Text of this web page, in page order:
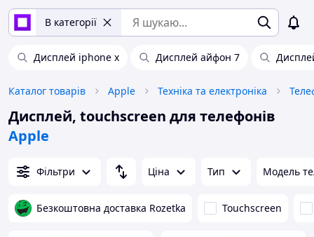
В категорії
Дисплей iphone x Дисплей айфон 7
Каталог товарів Apple Техніка та електроніка
Дисплей, touchscreen для телефонів
Apple
Фільтри Ціна Тип Модель
Безкоштовна доставка Rozetka Touchscreen